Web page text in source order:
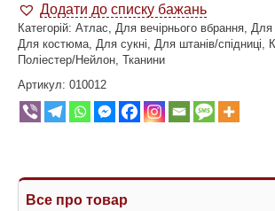
Додати до списку бажань
Категорій: Атлас Для вечірнього вбрання Для
Для костюма Для сукні Для штанів/спідниці
Поліестер/Нейлон Тканини
Артикул: 010012
Все про товар